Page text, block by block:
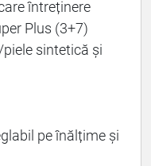
întreținere
Plus (3+7)
sintetică și
pe înălțime și